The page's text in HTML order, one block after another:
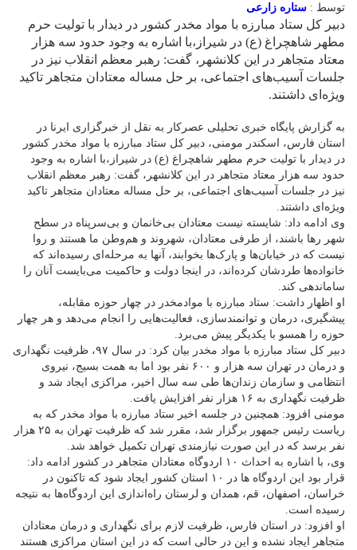
توسط : ستاره زارعی
دبیر کل ستاد مبارزه با مواد مخدر کشور در دیدار با تولیت حرم
مطهر شاهچراغ (ع) در شیراز،با اشاره به وجود حدود سه هزار
معتاد متجاهر در این کلانشهر، گفت: رهبر معظم انقلاب نیز در
جلسات آسیب‌های اجتماعی، بر حل مساله معتادان متجاهر تاکید
ویژه‌ای داشتند.
به گزارش پایگاه خبری تحلیلی عصرکار به نقل از خبرگزاری ایرنا در
استان فارس، اسکندر مومنی، دبیر کل ستاد مبارزه با مواد مخدر کشور
در دیدار با تولیت حرم مطهر شاهچراغ (ع) در شیراز،با اشاره به وجود
حدود سه هزار معتاد متجاهر در این کلانشهر، گفت: رهبر معظم انقلاب
نیز در جلسات آسیب‌های اجتماعی، بر حل مساله معتادان متجاهر تاکید
ویژه‌ای داشتند.
وی ادامه داد: شایسته نیست معتادان بی‌خانمان و بی‌سرپناه در سطح
شهر رها باشند، از طرفی معتادان، شهروند و هم‌وطن ما هستند و روا
نیست که در خیابان‌ها و پارک‌ها بخوابند، آنها به مرحله‌ای رسیده‌اند که
خانواده‌ها طردشان کرده‌اند، در اینجا دولت و حاکمیت می‌بایست آنان را
ساماندهی کند.
او اظهار داشت: ستاد مبارزه با موادمخدر در چهار حوزه مقابله،
پیشگیری، درمان و توانمندسازی، فعالیت‌هایی را انجام می‌دهد و هر چهار
حوزه را همسو با یکدیگر پیش می‌برد.
دبیر کل ستاد مبارزه با مواد مخدر بیان کرد: در سال ۹۷، ظرفیت نگهداری
و درمان در تهران سه هزار و ۶۰۰ نفر بود اما به همت بسیج، نیروی
انتظامی و سازمان زندان‌ها طی سه سال اخیر، مراکزی ایجاد شد و
ظرفیت نگهداری به ۱۶ هزار نفر افزایش یافت.
مومنی افزود: همچنین در جلسه اخیر ستاد مبارزه با مواد مخدر که به
ریاست رئیس جمهور برگزار شد، مقرر شد که ظرفیت تهران به ۲۵ هزار
نفر برسد که در این صورت نیازمندی تهران تکمیل خواهد شد.
وی، با اشاره به احداث ۱۰ اردوگاه معتادان متجاهر در کشور ادامه داد:
قرار بود این اردوگاه ها در ۱۰ استان‌ کشور ایجاد شود که تاکنون در
خراسان، اصفهان، قم، همدان و لرستان راه‌اندازی این اردوگاه‌ها به نتیجه
رسیده است.
او افزود: در استان فارس، ظرفیت لازم برای نگهداری و درمان معتادان
متجاهر ایجاد نشده و این در حالی است که در این استان مراکزی هستند